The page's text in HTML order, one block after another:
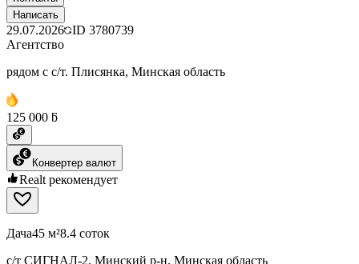
Написать
29.07.2026 ID 3780739
Агентство
рядом с с/т. Плисянка, Минская область
125 000 ƃ
Конвертер валют
Realt рекомендует
Дача45 м²8.4 соток
с/т СИГНАЛ-2, Минский р-н, Минская область